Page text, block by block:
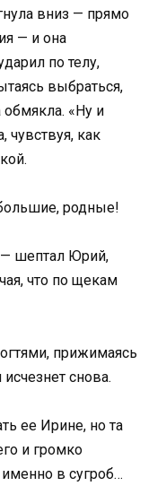
вниз — прямо
— и она
по телу,
выбраться,
обмякла. «Ну и
чувствуя, как
родные!
— шептал Юрий,
что по щекам
прижимаясь
снова.
ее Ирине, но та
и громко
в сугроб…